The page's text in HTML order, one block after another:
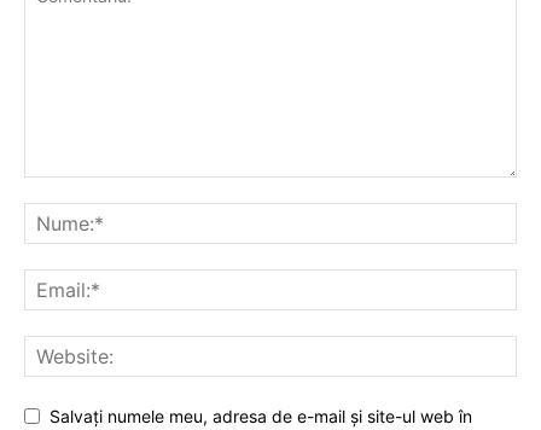
Salvați numele meu, adresa de e-mail și site-ul web în